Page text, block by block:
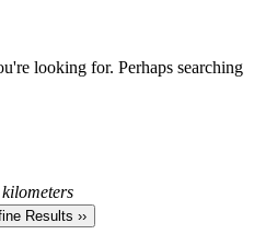
looking for. Perhaps searching
kilometers
Results ››